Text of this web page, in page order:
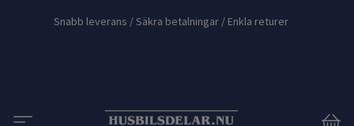
Snabb leverans / Säkra betalningar / Enkla returer